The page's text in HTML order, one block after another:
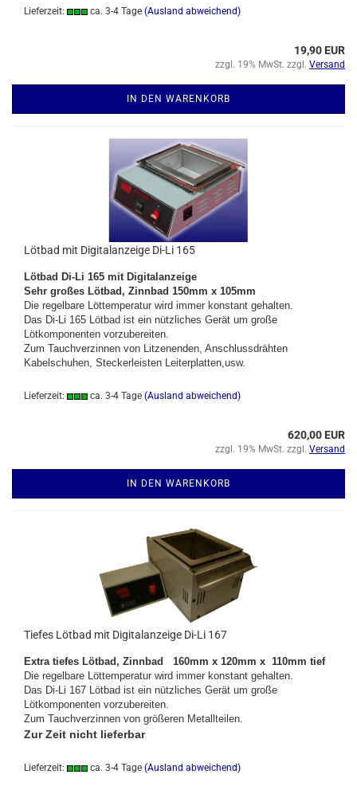
Lieferzeit: ca. 3-4 Tage (Ausland abweichend)
19,90 EUR
zzgl. 19% MwSt. zzgl. Versand
IN DEN WARENKORB
Lötbad mit Digitalanzeige Di-Li 165
Lötbad Di-Li 165 mit Digitalanzeige
Sehr großes Lötbad, Zinnbad 150mm x 105mm
Die regelbare Löttemperatur wird immer konstant gehalten.
Das Di-Li 165 Lötbad ist ein nützliches Gerät um große
Lötkomponenten vorzubereiten.
Zum Tauchverzinnen von Litzenenden, Anschlussdrähten
Kabelschuhen, Steckerleisten Leiterplatten,usw.
Lieferzeit: ca. 3-4 Tage (Ausland abweichend)
620,00 EUR
zzgl. 19% MwSt. zzgl. Versand
IN DEN WARENKORB
Tiefes Lötbad mit Digitalanzeige Di-Li 167
Extra tiefes Lötbad, Zinnbad 160mm x 120mm x 110mm tief
Die regelbare Löttemperatur wird immer konstant gehalten.
Das Di-Li 167 Lötbad ist ein nützliches Gerät um große
Lötkomponenten vorzubereiten.
Zum Tauchverzinnen von größeren Metallteilen.
Zur Zeit nicht lieferbar
Lieferzeit: ca. 3-4 Tage (Ausland abweichend)